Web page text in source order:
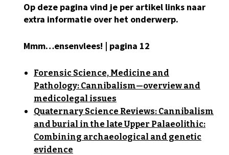
Op deze pagina vind je per artikel links naar
extra informatie over het onderwerp.
Mmm…ensenvlees! | pagina 12
Forensic Science, Medicine and
Pathology: Cannibalism—overview and
medicolegal issues
Quaternary Science Reviews: Cannibalism
and burial in the late Upper Palaeolithic:
Combining archaeological and genetic
evidence